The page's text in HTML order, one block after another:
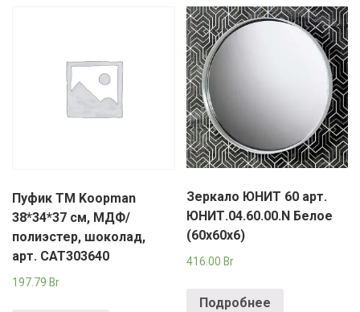
Пуфик TM Koopman
38*34*37 см, МДФ/
полиэстер, шоколад,
арт. CAT303640
197.79 Br
Зеркало ЮНИТ 60 арт.
ЮНИТ.04.60.00.N Белое
(60х60х6)
416.00Br
Подробнее